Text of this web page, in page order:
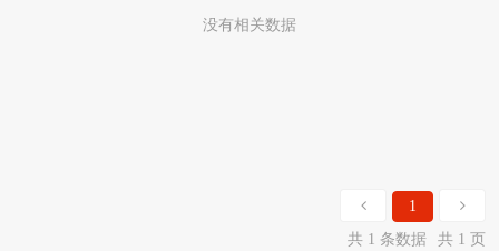
没有相关数据
1
共 1 条数据
共 1 页